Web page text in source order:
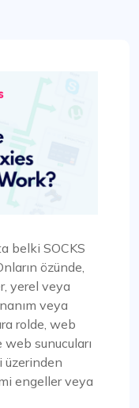
belki SOCKS
özünde,
yerel veya
veya
rolde, web
web sunucuları
üzerinden
engeller veya